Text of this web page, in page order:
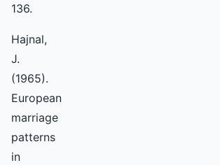
136.
Hajnal,
J.
(1965).
European
marriage
patterns
in